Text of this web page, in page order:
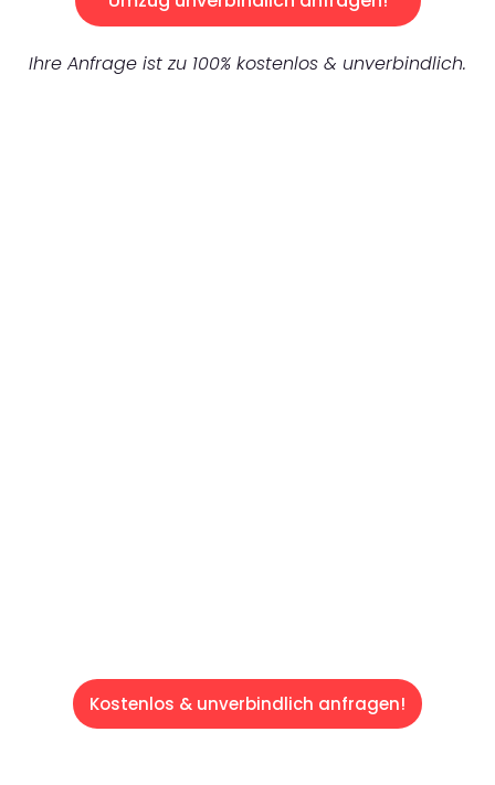
Ihre Anfrage ist zu 100% kostenlos & unverbindlich.
Kostenlos & unverbindlich anfragen!